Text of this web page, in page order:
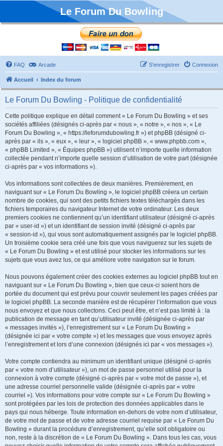
Le Forum Du Bowling
FAQ Arcade Connexion
S’enregistrer
Accueil Index du forum
Le Forum Du Bowling - Politique de confidentialité
Cette politique explique en détail comment « Le Forum Du Bowling » et ses
sociétés affiliées (désignés ci-après par « nous », « notre », « nos », « Le
Forum Du Bowling », « https://leforumdubowling.fr ») et phpBB (désigné ci-
après par « ils », « eux », « leur », « logiciel phpBB », « www.phpbb.com »,
« phpBB Limited », « Équipes phpBB ») utilisent n’importe quelle information
collectée pendant n’importe quelle session d’utilisation de votre part (désignée
ci-après par « vos informations »).
Vos informations sont collectées de deux manières. Premièrement, en
naviguant sur « Le Forum Du Bowling », le logiciel phpBB créera un certain
nombre de cookies, qui sont des petits fichiers textes téléchargés dans les
fichiers temporaires du navigateur Internet de votre ordinateur. Les deux
premiers cookies ne contiennent qu’un identifiant utilisateur (désigné ci-après
par « user-id ») et un identifiant de session invité (désigné ci-après par
« session-id »), qui vous sont automatiquement assignés par le logiciel phpBB.
Un troisième cookie sera créé une fois que vous naviguerez sur les sujets de
« Le Forum Du Bowling » et est utilisé pour stocker les informations sur les
sujets que vous avez lus, ce qui améliore votre navigation sur le forum.
Nous pouvons également créer des cookies externes au logiciel phpBB tout en
naviguant sur « Le Forum Du Bowling », bien que ceux-ci soient hors de
portée du document qui est prévu pour couvrir seulement les pages créées par
le logiciel phpBB. La seconde manière est de récupérer l’information que vous
nous envoyez et que nous collectons. Ceci peut être, et n’est pas limité à : la
publication de message en tant qu’utilisateur invité (désignée ci-après par
« messages invités »), l’enregistrement sur « Le Forum Du Bowling »
(désignée ici par « votre compte ») et les messages que vous envoyez après
l’enregistrement et lors d’une connexion (désignés ici par « vos messages »).
Votre compte contiendra au minimum un identifiant unique (désigné ci-après
par « votre nom d’utilisateur »), un mot de passe personnel utilisé pour la
connexion à votre compte (désigné ci-après par « votre mot de passe »), et
une adresse courriel personnelle valide (désignée ci-après par « votre
courriel »). Vos informations pour votre compte sur « Le Forum Du Bowling »
sont protégées par les lois de protection des données applicables dans le
pays qui nous héberge. Toute information en-dehors de votre nom d’utilisateur,
de votre mot de passe et de votre adresse courriel requise par « Le Forum Du
Bowling » durant la procédure d’enregistrement, qu’elle soit obligatoire ou
non, reste à la discrétion de « Le Forum Du Bowling ». Dans tous les cas, vous